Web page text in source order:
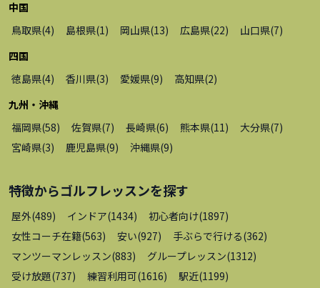
中国
鳥取県(4) 島根県(1) 岡山県(13) 広島県(22) 山口県(7)
四国
徳島県(4) 香川県(3) 愛媛県(9) 高知県(2)
九州・沖縄
福岡県(58) 佐賀県(7) 長崎県(6) 熊本県(11) 大分県(7)
宮崎県(3) 鹿児島県(9) 沖縄県(9)
特徴からゴルフレッスンを探す
屋外(489) インドア(1434) 初心者向け(1897)
女性コーチ在籍(563) 安い(927) 手ぶらで行ける(362)
マンツーマンレッスン(883) グループレッスン(1312)
受け放題(737) 練習利用可(1616) 駅近(1199)